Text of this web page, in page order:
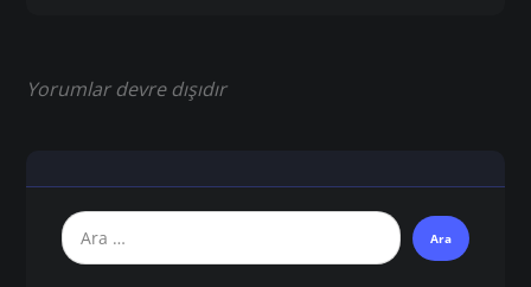
Yorumlar devre dışıdır